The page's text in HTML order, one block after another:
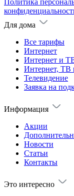
Для дома
Все тарифы
Интернет
Интернет и
Интернет, ТВ
Телевидение
Заявка на
Информация
Акции
Новости
Статьи
Контакты
Это интересно